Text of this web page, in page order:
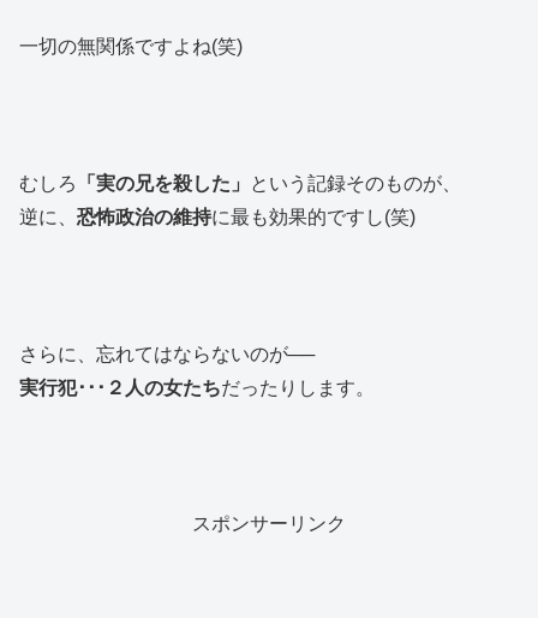
一切の無関係ですよね(笑)
むしろ 「実の兄を殺した」
という記録そのものが、
逆に、 恐怖政治の維持に最も効果的ですし(笑)
さらに、忘れてはならないのが──
実行犯･･･２人の女たちだったりします。
スポンサーリンク